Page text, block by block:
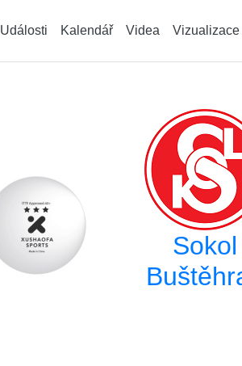
Události Kalendář Videa Vizualizace
Sokol